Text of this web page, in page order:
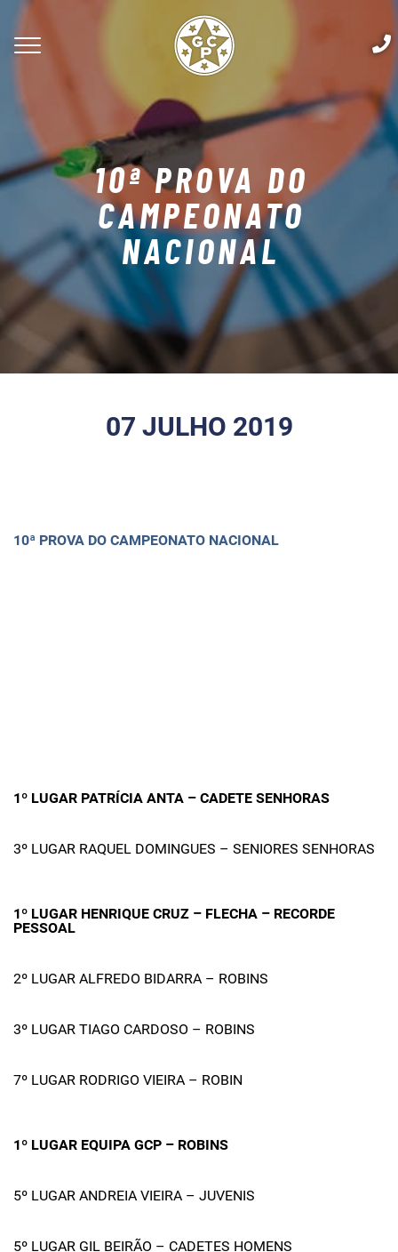
10ª PROVA DO
CAMPEONATO
NACIONAL
07 JULHO 2019
10ª PROVA DO CAMPEONATO NACIONAL
1º LUGAR PATRÍCIA ANTA – CADETE SENHORAS
3º LUGAR RAQUEL DOMINGUES – SENIORES SENHORAS
1º LUGAR HENRIQUE CRUZ – FLECHA – RECORDE
PESSOAL
2º LUGAR ALFREDO BIDARRA – ROBINS
3º LUGAR TIAGO CARDOSO – ROBINS
7º LUGAR RODRIGO VIEIRA – ROBIN
1º LUGAR EQUIPA GCP – ROBINS
5º LUGAR ANDREIA VIEIRA – JUVENIS
5º LUGAR GIL BEIRÃO – CADETES HOMENS